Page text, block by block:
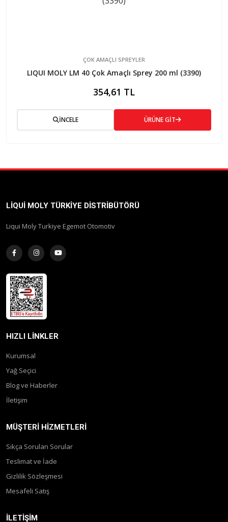
ÇOK AMAÇLI SPREYLER
LIQUI MOLY LM 40 Çok Amaçlı Sprey 200 ml (3390)
354,61 TL
İNCELE ÜRÜNE GİT
LIQUI MOLY TÜRKIYE DISTRIBÜTÖRÜ
Liqui Moly Turkiye Egemot Otomotiv
HIZLI LINKLER
Kurumsal
Yağ Seçici
Blog ve Haberler
İletişim
MÜŞTERI HIZMETLERI
Sıkça Sorulan Sorular
Teslimat ve İade
Gizlilik Sözleşmesi
Mesafeli Satış
İLETIŞIM